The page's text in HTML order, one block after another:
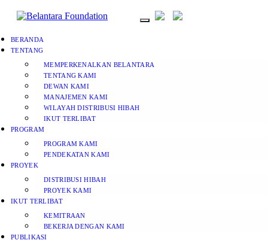
BERANDA
TENTANG
MEMPERKENALKAN BELANTARA
TENTANG KAMI
DEWAN KAMI
MANAJEMEN KAMI
WILAYAH DISTRIBUSI HIBAH
IKUT TERLIBAT
PROGRAM
PROGRAM KAMI
PENDEKATAN KAMI
PROYEK
DISTRIBUSI HIBAH
PROYEK KAMI
IKUT TERLIBAT
KEMITRAAN
BEKERJA DENGAN KAMI
PUBLIKASI